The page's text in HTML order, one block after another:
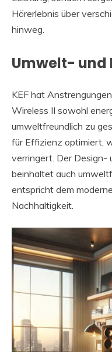
Hörerlebnis über
hinweg.
Umwelt- und
KEF hat
Wireless II sowohl
umweltfreundlich zu
für Effizienz optimiert,
verringert. Der Design-
beinhaltet auch
entspricht dem
Nachhaltigkeit.